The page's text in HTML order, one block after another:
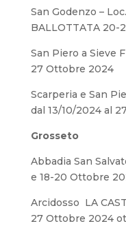
San Godenzo –
BALLOTTATA 20-
San Piero a Sieve
27 Ottobre 2024
Scarperia e San
dal 13/10/2024 al
Grosseto
Abbadia San
e 18-20 Ottobre
Arcidosso LA
27 Ottobre 2024